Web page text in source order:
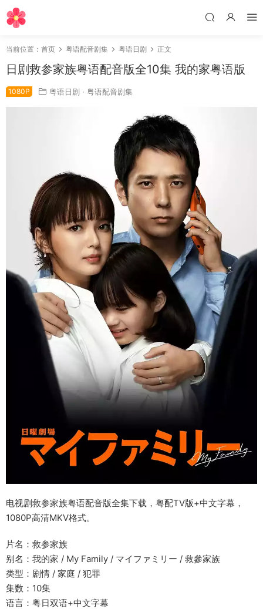
当前位置： 首页 粤语配音剧集 粤语日剧 正文
日剧救参家族粤语配音版全10集 我的家粤语版
1080P 粤语日剧 · 粤语配音剧集
电视剧救参家族粤语配音版全集下载，粤配TV版+中文字幕，
1080P高清MKV格式。
片名：救参家族
别名：我的家 / My Family / マイファミリー / 救參家族
类型：剧情 / 家庭 / 犯罪
集数：10集
语言：粤日双语+中文字幕